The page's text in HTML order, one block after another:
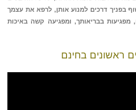
בפניך דרכים למנוע אותן, לרפא את עצמך
מפגיעות בבריאותך, ומפגיעה קשה באיכות
ראשונים בחינם